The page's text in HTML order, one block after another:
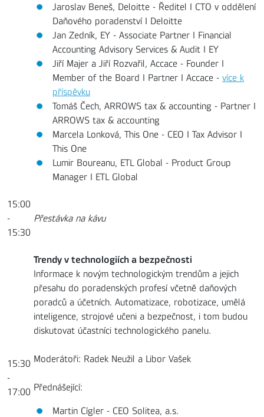
Jaroslav Beneš, Deloitte - Ředitel I CTO v oddělení
Daňového poradenství I Deloitte
Jan Zedník, EY - Associate Partner I Financial
Accounting Advisory Services & Audit I EY
Jiří Majer a Jiří Rozvařil, Accace - Founder I
Member of the Board I Partner I Accace - více k
příspěvku
Tomáš Čech, ARROWS tax & accounting - Partner I
ARROWS tax & accounting
Marcela Lonková, This One - CEO I Tax Advisor I
This One
Lumir Boureanu, ETL Global - Product Group
Manager I ETL Global
15:00
-
15:30
Přestávka na kávu
15:30
-
17:00
Trendy v technologiích a bezpečnosti
Informace k novým technologickým trendům a jejich
přesahu do poradenských profesí včetně daňových
poradců a účetních. Automatizace, robotizace, umělá
inteligence, strojové učeni a bezpečnost, i tom budou
diskutovat účastníci technologického panelu.
Moderátoři: Radek Neužil a Libor Vašek
Přednášející:
Martin Cígler - CEO Solitea, a.s.